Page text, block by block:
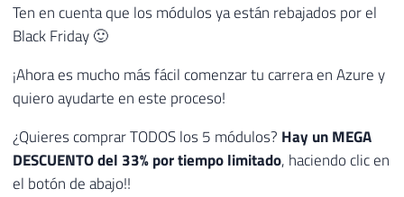
Ten en cuenta que los módulos ya están rebajados por el
Black Friday 🙂
¡Ahora es mucho más fácil comenzar tu carrera en Azure y
quiero ayudarte en este proceso!
¿Quieres comprar TODOS los 5 módulos? Hay un MEGA
DESCUENTO del 33% por tiempo limitado, haciendo clic en
el botón de abajo!!